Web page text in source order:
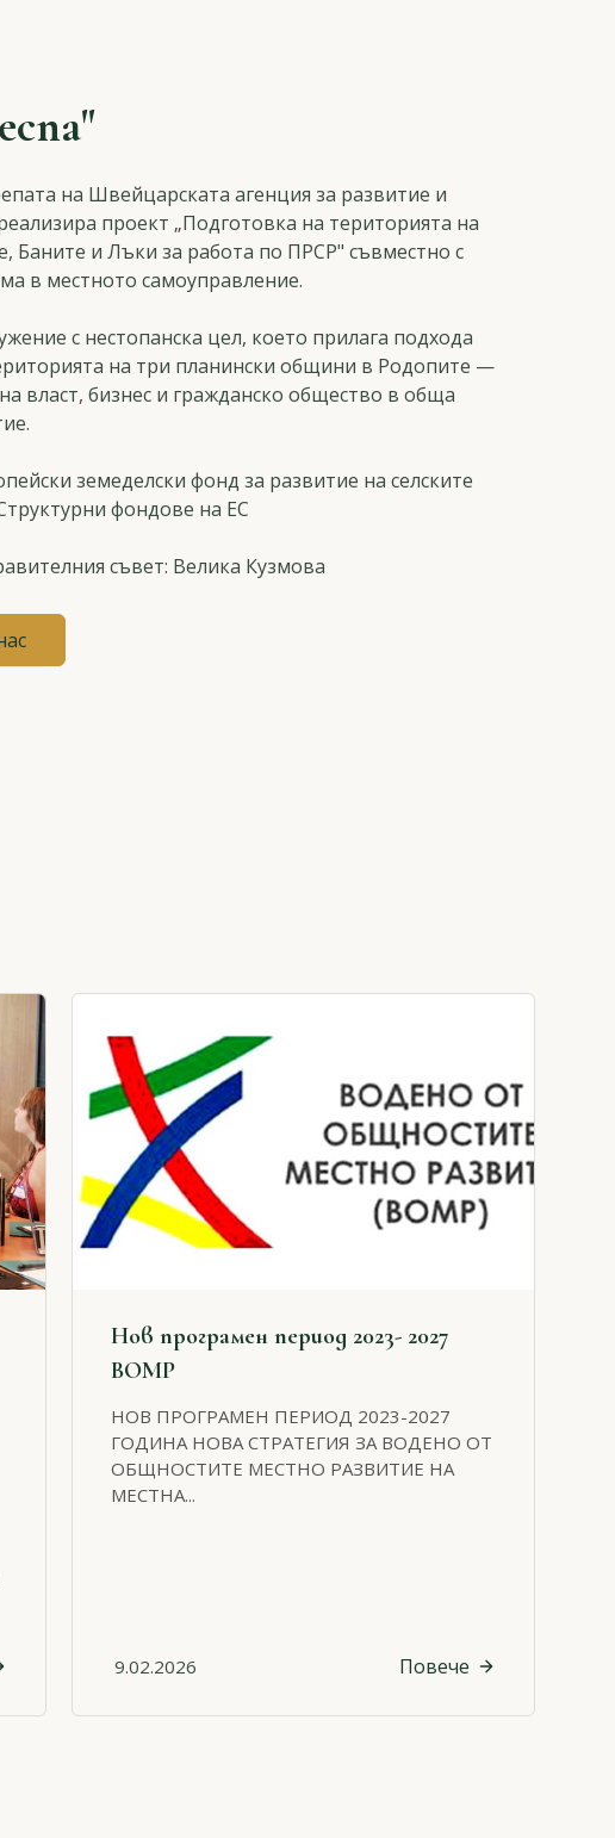
на Швейцарската агенция за развитие и
проект „Подготовка на територията на
Баните и Лъки за работа по ПРСР" съвместно с
в местното самоуправление.
с нестопанска цел, което прилага подхода
на три планински общини в Родопите —
власт, бизнес и гражданско общество в обща
земеделски фонд за развитие на селските
фондове на ЕС
съвет: Велика Кузмова
Нов програмен период 2023- 2027
ВОМР
НОВ ПРОГРАМЕН ПЕРИОД 2023-2027
ГОДИНА НОВА СТРАТЕГИЯ ЗА ВОДЕНО ОТ
ОБЩНОСТИТЕ МЕСТНО РАЗВИТИЕ НА
МЕСТНА...
9.02.2026 Повече